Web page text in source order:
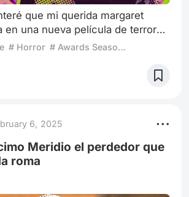
que mi querida margaret
en una nueva película de terror
que la vi en once upon a time
el caso. yendo de lleno la
terror y es que es una película
antiguos
# Horror # Awards Season 2024
6, 2025
Meridio el perdedor que
roma